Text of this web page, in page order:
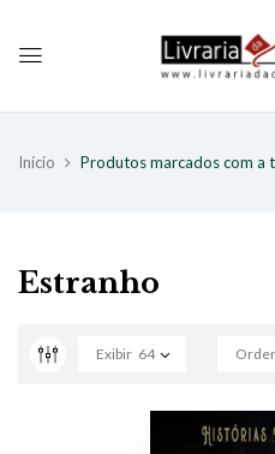
Início Produtos marcados com a
Estranho
Exibir 64